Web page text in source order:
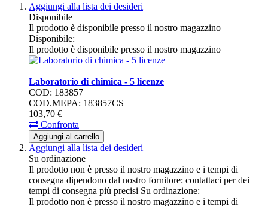
Aggiungi alla lista dei desideri
Disponibile
Il prodotto è disponibile presso il nostro magazzino
Disponibile:
Il prodotto è disponibile presso il nostro magazzino
Laboratorio di chimica - 5 licenze
COD: 183857
COD.MEPA: 183857CS
103,70 €
Confronta
Aggiungi al carrello
Aggiungi alla lista dei desideri
Su ordinazione
Il prodotto non è presso il nostro magazzino e i tempi di
consegna dipendono dal nostro fornitore: contattaci per dei
tempi di consegna più precisi Su ordinazione:
Il prodotto non è presso il nostro magazzino e i tempi di